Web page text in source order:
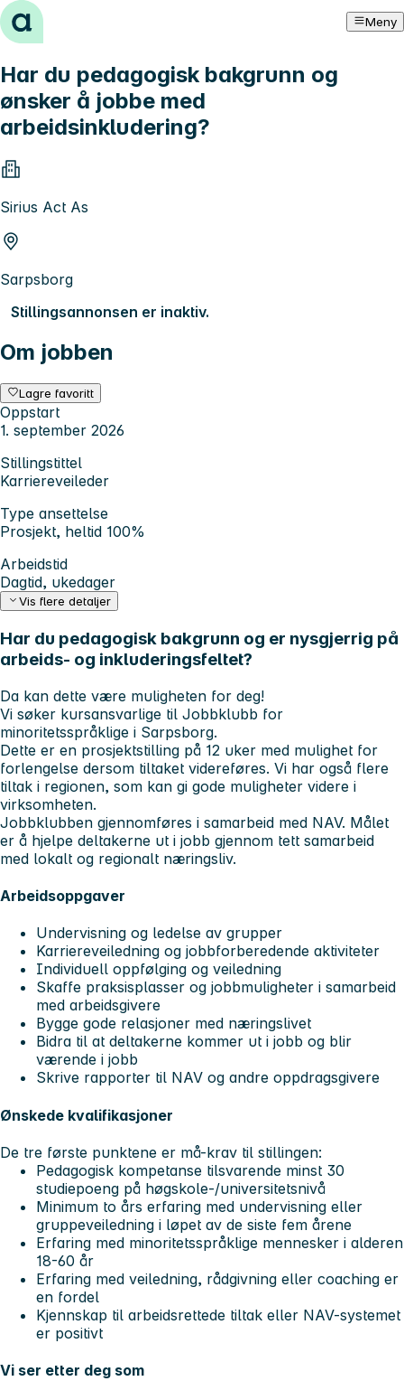
Hopp til innhold Meny
Har du pedagogisk bakgrunn og
ønsker å jobbe med
arbeidsinkludering?
Sirius Act As
Sarpsborg
Stillingsannonsen er inaktiv.
Om jobben
Lagre favoritt
Oppstart
1. september 2026
Stillingstittel
Karriereveileder
Type ansettelse
Prosjekt, heltid 100%
Arbeidstid
Dagtid, ukedager
Vis flere detaljer
Har du pedagogisk bakgrunn og er nysgjerrig på
arbeids- og inkluderingsfeltet?
Da kan dette være muligheten for deg!
Vi søker kursansvarlige til Jobbklubb for
minoritetsspråklige i Sarpsborg.
Dette er en prosjektstilling på 12 uker med mulighet for
forlengelse dersom tiltaket videreføres. Vi har også flere
tiltak i regionen, som kan gi gode muligheter videre i
virksomheten.
Jobbklubben gjennomføres i samarbeid med NAV. Målet
er å hjelpe deltakerne ut i jobb gjennom tett samarbeid
med lokalt og regionalt næringsliv.
Arbeidsoppgaver
Undervisning og ledelse av grupper
Karriereveiledning og jobbforberedende aktiviteter
Individuell oppfølging og veiledning
Skaffe praksisplasser og jobbmuligheter i samarbeid
med arbeidsgivere
Bygge gode relasjoner med næringslivet
Bidra til at deltakerne kommer ut i jobb og blir
værende i jobb
Skrive rapporter til NAV og andre oppdragsgivere
Ønskede kvalifikasjoner
De tre første punktene er må-krav til stillingen:
Pedagogisk kompetanse tilsvarende minst 30
studiepoeng på høgskole-/universitetsnivå
Minimum to års erfaring med undervisning eller
gruppeveiledning i løpet av de siste fem årene
Erfaring med minoritetsspråklige mennesker i alderen
18-60 år
Erfaring med veiledning, rådgivning eller coaching er
en fordel
Kjennskap til arbeidsrettede tiltak eller NAV-systemet
er positivt
Vi ser etter deg som